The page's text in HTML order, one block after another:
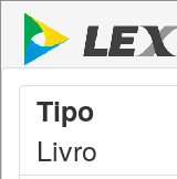
Tipo
Livro